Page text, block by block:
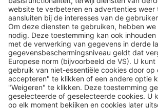
Persluchttoepassingen
Branches
Contact
BEKO TECHNOLOGIES B.V.
Veenen 12